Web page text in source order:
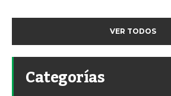
VER TODOS
Categorías